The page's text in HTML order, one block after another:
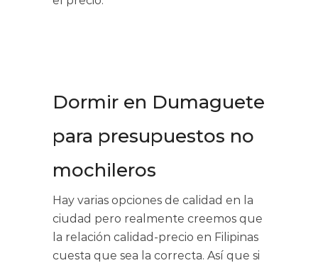
Dormir en Dumaguete
para presupuestos no
mochileros
Hay varias opciones de calidad en la
ciudad pero realmente creemos que
la relación calidad-precio en Filipinas
cuesta que sea la correcta. Así que si